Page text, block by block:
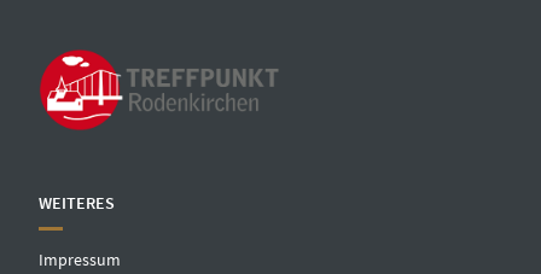
WEITERES
Impressum